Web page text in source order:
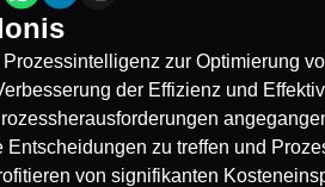
zur Optimierung
der Effizienz und
Entscheidungen zu treffen und
von signifikanten